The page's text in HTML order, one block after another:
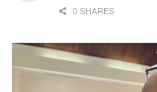
0 SHARES